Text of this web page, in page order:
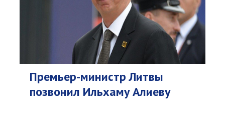
Премьер-министр Литвы
позвонил Ильхаму Алиеву